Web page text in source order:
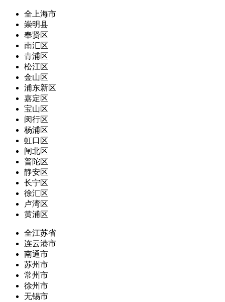
全上海市
崇明县
奉贤区
南汇区
青浦区
松江区
金山区
浦东新区
嘉定区
宝山区
闵行区
杨浦区
虹口区
闸北区
普陀区
静安区
长宁区
徐汇区
卢湾区
黄浦区
全江苏省
连云港市
南通市
苏州市
常州市
徐州市
无锡市